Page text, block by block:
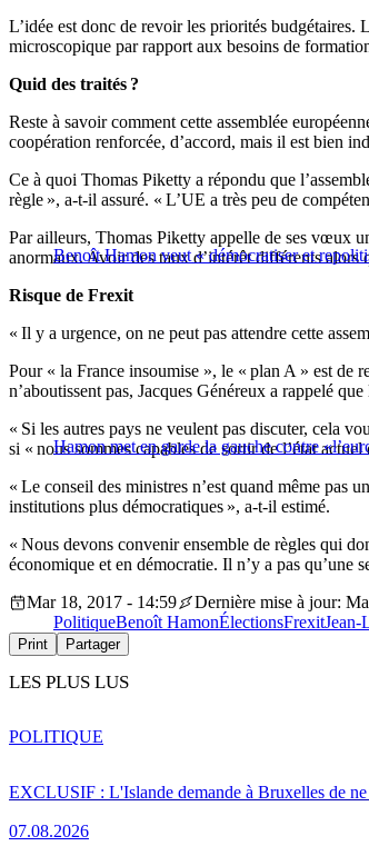
L’idée est donc de revoir les priorités budgétaires.
microscopique par rapport aux besoins de
Quid des traités ?
Reste à savoir comment cette assemblée
coopération renforcée, d’accord, mais il est bien
Ce à quoi Thomas Piketty a répondu que
règle », a-t-il assuré. « L’UE a très peu de
Benoît Hamon veut « démocratiser et
Par ailleurs, Thomas Piketty appelle de ses vœux
anormaux. Avoir des taux d’intérêt différents alors
Risque de Frexit
« Il y a urgence, on ne peut pas attendre cette
Pour « la France insoumise », le « plan A » est de
n’aboutissent pas, Jacques Généreux a rappelé
Hamon met en garde la gauche contre
« Si les autres pays ne veulent pas discuter, cela
si « nous sommes capables de sortir de l’état
« Le conseil des ministres n’est quand même pas
institutions plus démocratiques », a-t-il estimé.
« Nous devons convenir ensemble de règles qui
économique et en démocratie. Il n’y a pas
Mar 18, 2017 - 14:59
Dernière mise à jour:
PolitiqueBenoît HamonÉlectionsFrexitJean-
Print Partager
LES PLUS LUS
EXCLUSIF : L'Islande demande à Bruxelles de
07.08.2026
POLITIQUE